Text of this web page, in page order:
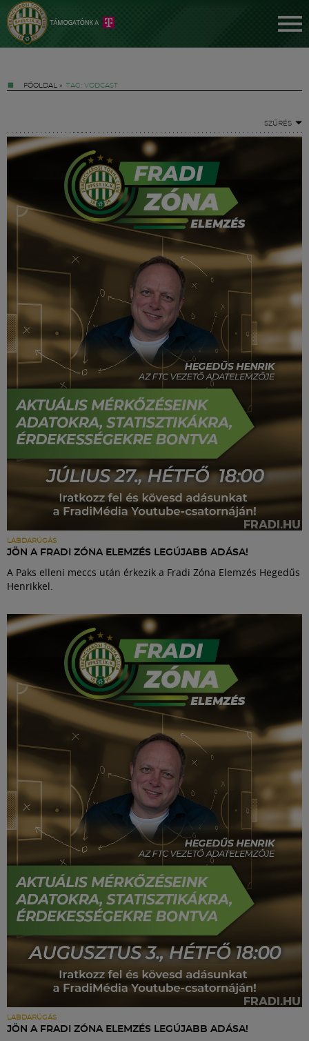
FŐOLDAL » TAG: VODCAST
SZŰRÉS
LABDARÚGÁS
JÖN A FRADI ZÓNA ELEMZÉS LEGÚJABB ADÁSA!
A Paks elleni meccs után érkezik a Fradi Zóna Elemzés Hegedűs
Henrikkel.
LABDARÚGÁS
JÖN A FRADI ZÓNA ELEMZÉS LEGÚJABB ADÁSA!
FM YouTube +
Hírek
Labdarúgás
Szakosztályok
Meccscenter
Klub
Szolgáltatások
Shop
Közösség
Múzeum